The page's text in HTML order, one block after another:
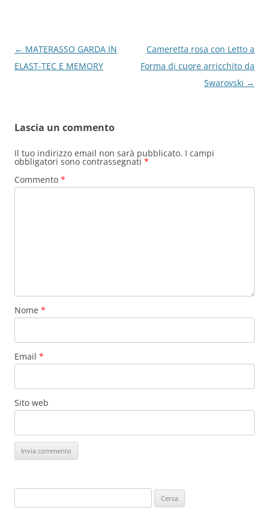
Navigazione
articolo
← MATERASSO GARDA IN
ELAST-TEC E MEMORY
Cameretta rosa con Letto a
Forma di cuore arricchito da
Swarovski →
Lascia un commento
Il tuo indirizzo email non sarà pubblicato. I campi
obbligatori sono contrassegnati *
Commento *
Nome *
Email *
Sito web
per: